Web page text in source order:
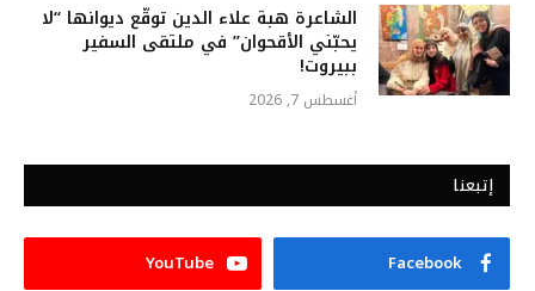
الشاعرة هبة علاء الدين توقّع ديوانها “لا
يحبّني الأقحوان” في ملتقى السفير
ببيروت!
أغسطس 7, 2026
إتبعنا
Facebook
YouTube